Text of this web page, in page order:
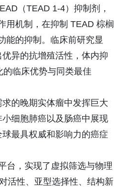
（TEAD 1-4）抑制剂，
用机制，在抑制 TEAD 棕榈
能的抑制。临床前研究显
异的抗增殖活性，体内抑
临床优势与同类最佳
的晚期实体瘤中发挥巨大
细胞肺癌以及肠癌中展现
最具权威和影响力的癌症
台，实现了虚拟筛选与物理
活性、亚型选择性、结构新